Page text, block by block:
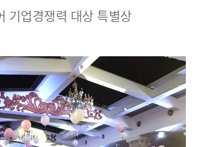
기업경쟁력 대상 특별상